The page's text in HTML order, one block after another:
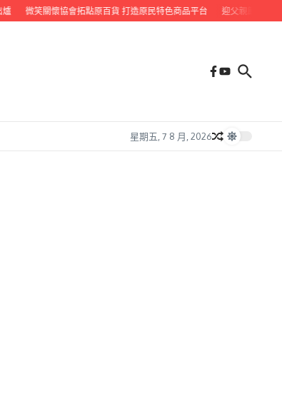
微笑關懷協會拓點原百貨 打造原民特色商品平台 迎父親節 九如鄉
星期五, 7 8 月, 2026